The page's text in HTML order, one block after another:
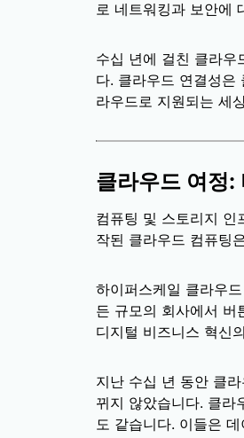
로 네트워킹과 보안에
수십 년에 걸친 클라우
다. 클라우드 연결성은
라우드로 지원되는 세
클라우드 여정:
컴퓨팅 및 스토리지 인
작된 클라우드 컴퓨팅
하이퍼스케일 클라우
든 규모의 회사에서 버
디지털 비즈니스 혁신
지난 수십 년 동안 클
뀌지 않았습니다. 클라
도 같습니다. 이들은